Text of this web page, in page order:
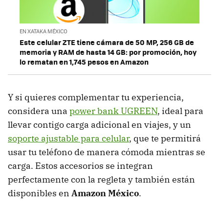
EN XATAKA MÉXICO
Este celular ZTE tiene cámara de 50 MP, 256 GB de
memoria y RAM de hasta 14 GB: por promoción, hoy
lo rematan en 1,745 pesos en Amazon
Y si quieres complementar tu experiencia,
considera una power bank UGREEN, ideal para
llevar contigo carga adicional en viajes, y un
soporte ajustable para celular, que te permitirá
usar tu teléfono de manera cómoda mientras se
carga. Estos accesorios se integran
perfectamente con la regleta y también están
disponibles en Amazon México.